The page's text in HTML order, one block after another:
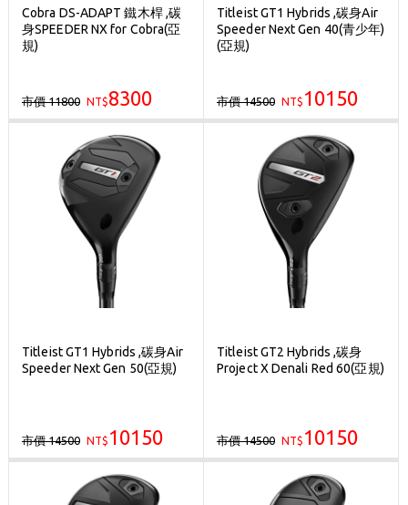
Cobra DS-ADAPT 鐵木桿 ,碳
身SPEEDER NX for Cobra(亞
規)
市價 11800 NT$8300
Titleist GT1 Hybrids ,碳身Air
Speeder Next Gen 40(青少年)
(亞規)
市價 14500 NT$ 10150
Titleist GT1 Hybrids ,碳身Air
Speeder Next Gen 50(亞規)
市價 14500 NT$ 10150
Titleist GT2 Hybrids ,碳身
Project X Denali Red 60(亞規)
市價 14500 NT$ 10150